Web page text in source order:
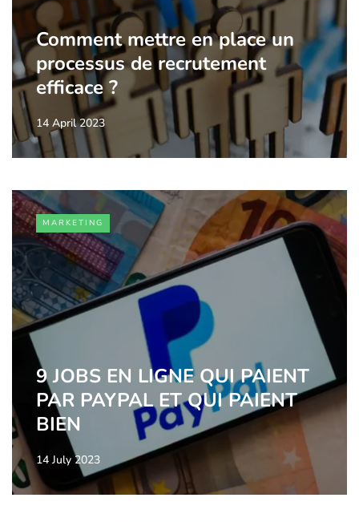
Comment mettre en place un
processus de recrutement
efficace ?
14 April 2023
MARKETING
9 JOBS EN LIGNE QUI PAIENT
PAR PAYPAL ET QUI PAIENT
BIEN
14 July 2023